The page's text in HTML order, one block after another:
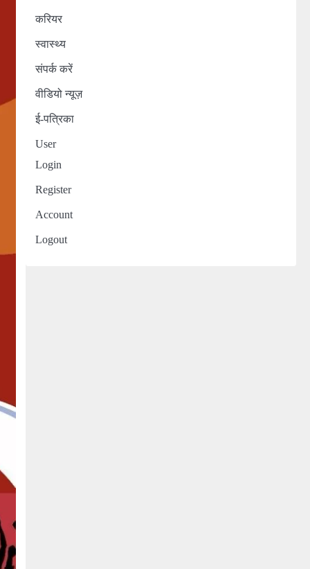
करियर
स्वास्थ्य
संपर्क करें
वीडियो न्यूज़
ई-पत्रिका
User
Login
Register
Account
Logout